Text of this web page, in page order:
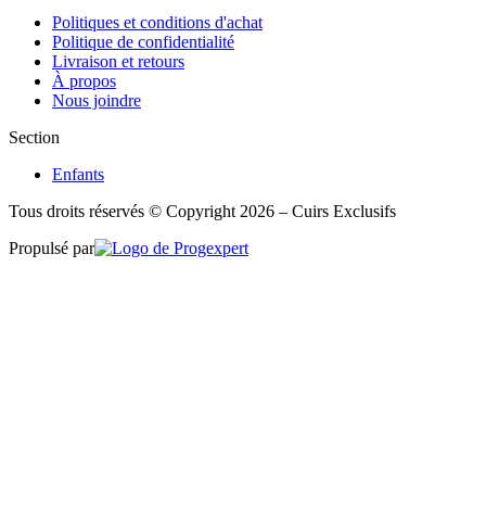
Politiques et conditions d'achat
Politique de confidentialité
Livraison et retours
À propos
Nous joindre
Section
Enfants
Tous droits réservés © Copyright 2026 – Cuirs Exclusifs
Propulsé par